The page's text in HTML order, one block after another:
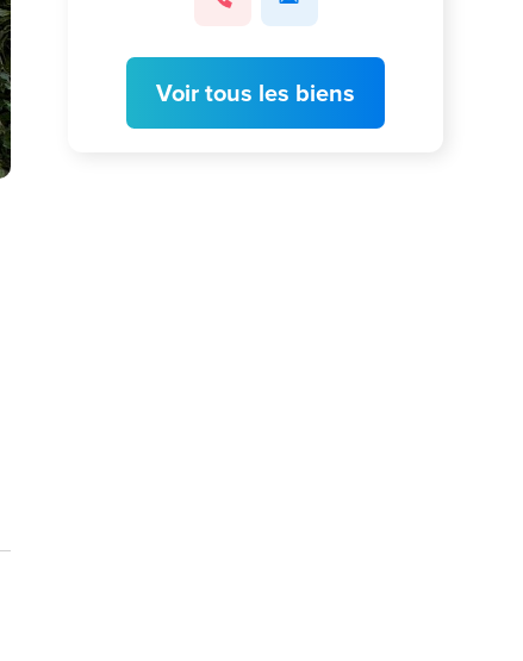
Voir tous les biens